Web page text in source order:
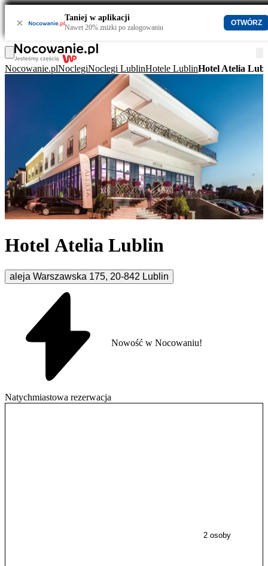
× Taniej w aplikacji
Nawet 20% zniżki po zalogowaniu
OTWÓRZ
Nocowanie.plNoclegiNoclegi LublinHotele LublinHotel Atelia
Hotel Atelia Lublin
aleja Warszawska 175, 20-842 Lublin
Natychmiastowa rezerwacja
Nowość w Nocowaniu!
2 osoby